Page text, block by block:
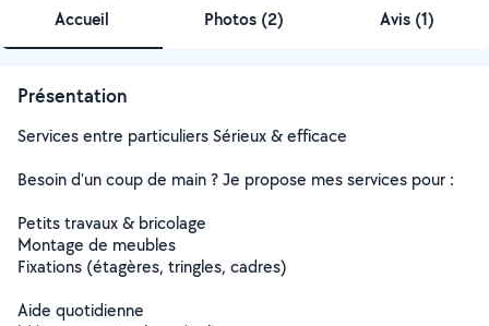
Accueil Photos (2) Avis (1)
Présentation
Services entre particuliers Sérieux & efficace
Besoin d'un coup de main ? Je propose mes services pour :
Petits travaux & bricolage
Montage de meubles
Fixations (étagères, tringles, cadres)
Aide quotidienne